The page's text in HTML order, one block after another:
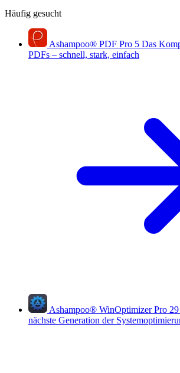
Häufig gesucht
Ashampoo® PDF Pro 5 Das
PDFs – schnell, stark, einfach
Ashampoo® WinOptimizer Pro 29
nächste Generation der